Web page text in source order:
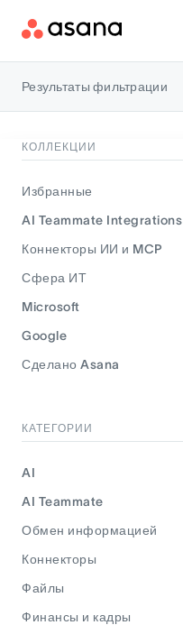
Результаты фильтрации
КОЛЛЕКЦИИ
Избранные
AI Teammate Integrations
Коннекторы ИИ и MCP
Сфера ИТ
Microsoft
Google
Сделано Asana
КАТЕГОРИИ
AI
AI Teammate
Обмен информацией
Коннекторы
Файлы
Финансы и кадры